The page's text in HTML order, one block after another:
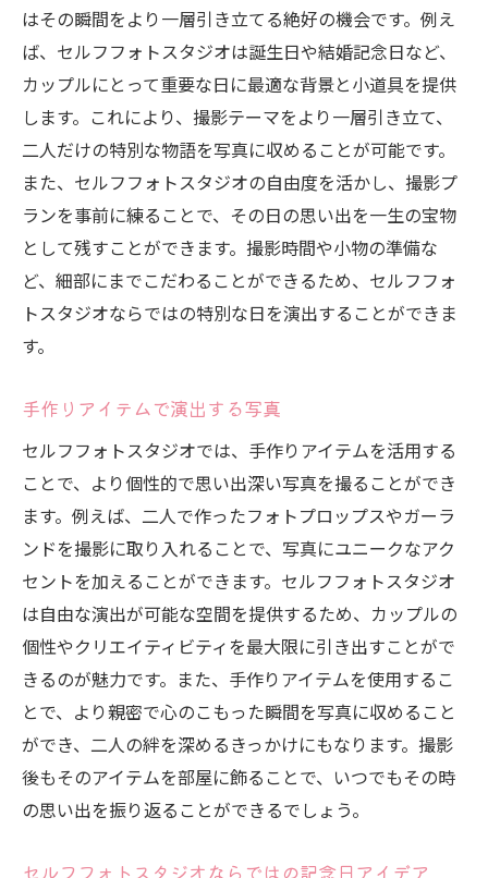
はその瞬間をより一層引き立てる絶好の機会です。例え
ば、セルフフォトスタジオは誕生日や結婚記念日など、
カップルにとって重要な日に最適な背景と小道具を提供
します。これにより、撮影テーマをより一層引き立て、
二人だけの特別な物語を写真に収めることが可能です。
また、セルフフォトスタジオの自由度を活かし、撮影プ
ランを事前に練ることで、その日の思い出を一生の宝物
として残すことができます。撮影時間や小物の準備な
ど、細部にまでこだわることができるため、セルフフォ
トスタジオならではの特別な日を演出することができま
す。
手作りアイテムで演出する写真
セルフフォトスタジオでは、手作りアイテムを活用する
ことで、より個性的で思い出深い写真を撮ることができ
ます。例えば、二人で作ったフォトプロップスやガーラ
ンドを撮影に取り入れることで、写真にユニークなアク
セントを加えることができます。セルフフォトスタジオ
は自由な演出が可能な空間を提供するため、カップルの
個性やクリエイティビティを最大限に引き出すことがで
きるのが魅力です。また、手作りアイテムを使用するこ
とで、より親密で心のこもった瞬間を写真に収めること
ができ、二人の絆を深めるきっかけにもなります。撮影
後もそのアイテムを部屋に飾ることで、いつでもその時
の思い出を振り返ることができるでしょう。
セルフフォトスタジオならではの記念日アイデア